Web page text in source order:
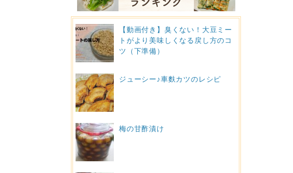
【動画付き】臭くない！大豆ミー
トがより美味しくなる戻し方のコ
ツ（下準備）
ジューシー♪車麩カツのレシピ
梅の甘酢漬け